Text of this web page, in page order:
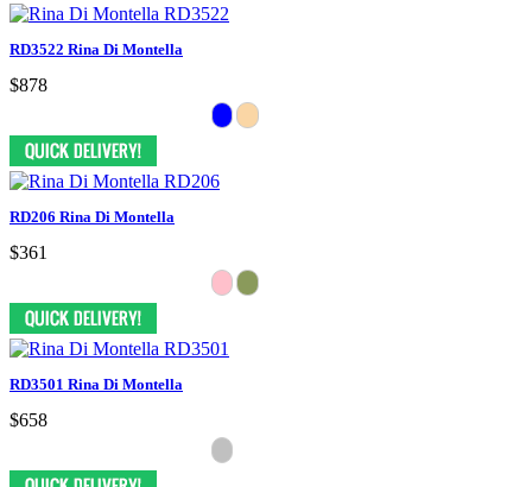
RD3522 Rina Di Montella
$878
RD206 Rina Di Montella
$361
RD3501 Rina Di Montella
$658